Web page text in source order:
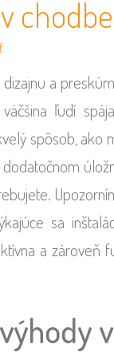
chodbe
a
ľudí
spôsob, ako
sa
a zároveň